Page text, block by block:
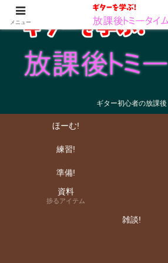
ギター初心者の放課後
ほーむ!
練習!
準備!
資料
捗るアイテム
雑談!
メニュー